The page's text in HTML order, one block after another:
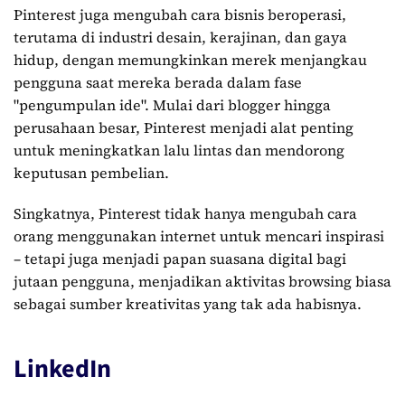
Pinterest juga mengubah cara bisnis beroperasi,
terutama di industri desain, kerajinan, dan gaya
hidup, dengan memungkinkan merek menjangkau
pengguna saat mereka berada dalam fase
"pengumpulan ide". Mulai dari blogger hingga
perusahaan besar, Pinterest menjadi alat penting
untuk meningkatkan lalu lintas dan mendorong
keputusan pembelian.
Singkatnya, Pinterest tidak hanya mengubah cara
orang menggunakan internet untuk mencari inspirasi
– tetapi juga menjadi papan suasana digital bagi
jutaan pengguna, menjadikan aktivitas browsing biasa
sebagai sumber kreativitas yang tak ada habisnya.
LinkedIn